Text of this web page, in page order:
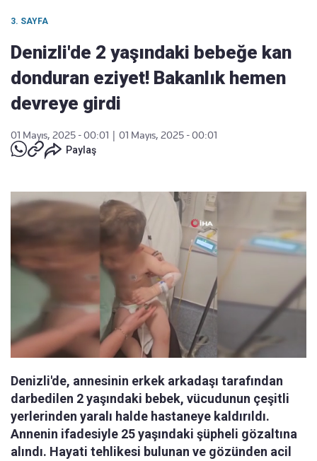
3. SAYFA
Denizli'de 2 yaşındaki bebeğe kan
donduran eziyet! Bakanlık hemen
devreye girdi
01 Mayıs, 2025 - 00:01
01 Mayıs, 2025 - 00:01
Paylaş
Denizli'de, annesinin erkek arkadaşı tarafından
darbedilen 2 yaşındaki bebek, vücudunun çeşitli
yerlerinden yaralı halde hastaneye kaldırıldı.
Annenin ifadesiyle 25 yaşındaki şüpheli gözaltına
alındı. Hayati tehlikesi bulunan ve gözünden acil